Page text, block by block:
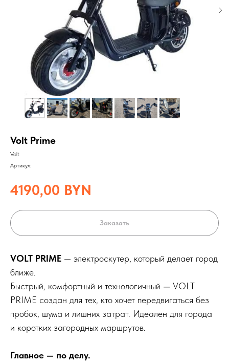
Volt Prime
Volt
Артикул:
4190,00 BYN
Заказать
VOLT PRIME — электроскутер, который делает город
ближе.
Быстрый, комфортный и технологичный — VOLT
PRIME создан для тех, кто хочет передвигаться без
пробок, шума и лишних затрат. Идеален для города
и коротких загородных маршрутов.
Главное — по делу.